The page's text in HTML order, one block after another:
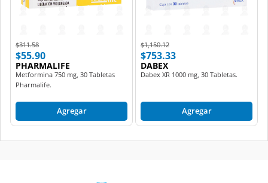
Price reduced from
$311.58to
$55.90
PHARMALIFE
Metformina 750 mg, 30 Tabletas
Pharmalife.
Agregar
Price reduced from
$1,150.12to
$753.33
DABEX
Dabex XR 1000 mg, 30 Tabletas.
Agregar